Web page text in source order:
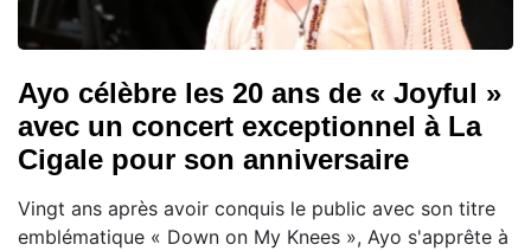
Ayo célèbre les 20 ans de « Joyful »
avec un concert exceptionnel à La
Cigale pour son anniversaire
Vingt ans après avoir conquis le public avec son titre
emblématique « Down on My Knees », Ayo s'apprête à